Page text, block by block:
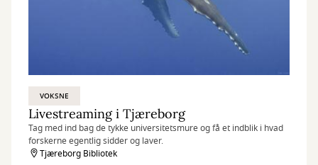
VOKSNE
Livestreaming i Tjæreborg
Tag med ind bag de tykke universitetsmure og få et indblik i hvad
forskerne egentlig sidder og laver.
Tjæreborg Bibliotek